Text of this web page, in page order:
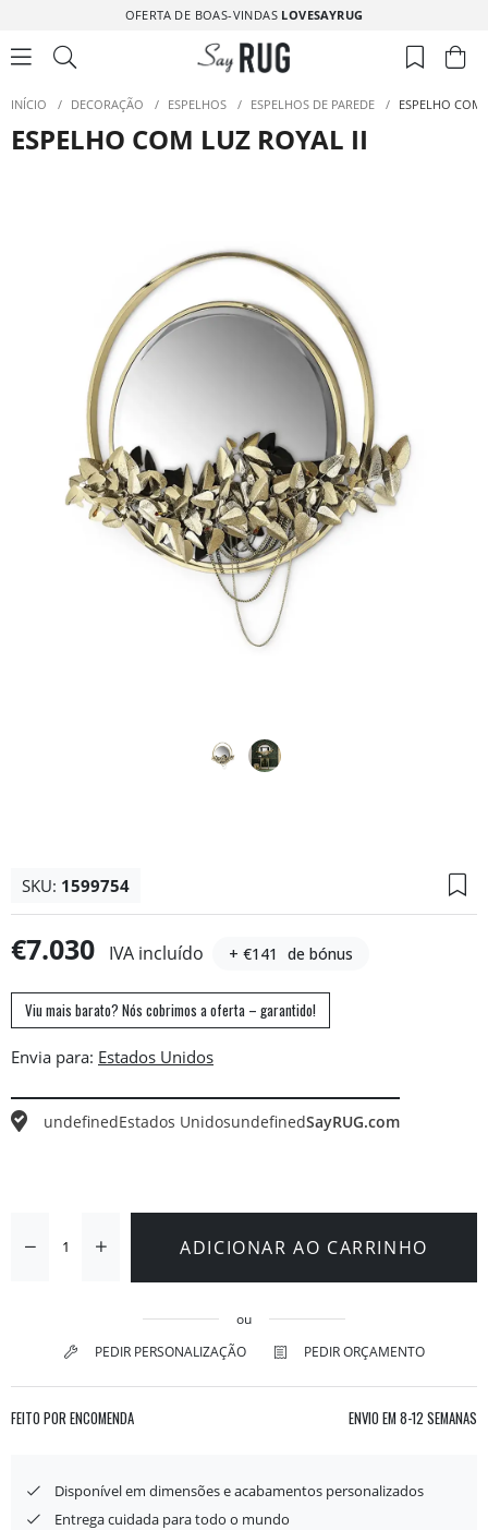
OFERTA DE BOAS-VINDAS LOVESAYRUG
INÍCIO / DECORAÇÃO / ESPELHOS / ESPELHOS DE PAREDE / ESPELHO COM
ESPELHO COM LUZ ROYAL II
SKU: 1599754
€7.030 IVA incluído + €141 de bónus
Viu mais barato? Nós cobrimos a oferta – garantido!
Envia para:
undefinedEstados UnidosundefinedSayRUG.com
ADICIONAR AO CARRINHO
ou
PEDIR PERSONALIZAÇÃO
PEDIR ORÇAMENTO
FEITO POR ENCOMENDA ENVIO EM 8-12 SEMANAS
Disponível em dimensões e acabamentos personalizados
Entrega cuidada para todo o mundo